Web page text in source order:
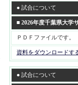
● 試合について
■ 2026年度千葉県大
ＰＤＦファイルです。
資料をダウンロードす
● 試合について